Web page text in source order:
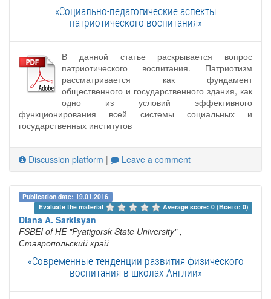
«Социально-педагогические аспекты
патриотического воспитания»
В данной статье раскрывается вопрос
патриотического воспитания. Патриотизм
рассматривается как фундамент
общественного и государственного здания, как
одно из условий эффективного
функционирования всей системы социальных и
государственных институтов
Discussion platform | Leave a comment
Publication date: 19.01.2016
Evaluate the material
Average score: 0 (Всего: 0)
Diana A. Sarkisyan
FSBEI of HE "Pyatigorsk State University" ,
Ставропольский край
«Современные тенденции развития физического
воспитания в школах Англии»